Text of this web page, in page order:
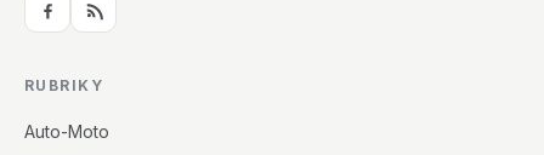
RUBRIKY
Auto-Moto